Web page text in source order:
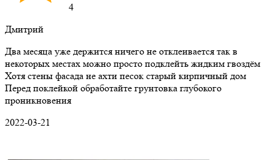
4
Дмитрий
Два месяца уже держится ничего не отклеивается так в
некоторых местах можно просто подклейть жидким гвоздём
Хотя стены фасада не ахти песок старый кирпичный дом
Перед поклейкой обработайте грунтовка глубокого
проникновения
2022-03-21